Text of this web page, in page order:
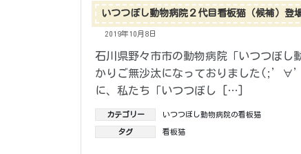
いつつぼし動物病院２代目看板猫（候補）登
2019年10月8日
石川県野々市市の動物病院「いつつぼし
かりご無沙汰になっておりました
に、私たち「いつつぼし […]
カテゴリー いつつぼし動物病院の看板猫
タグ 看板猫